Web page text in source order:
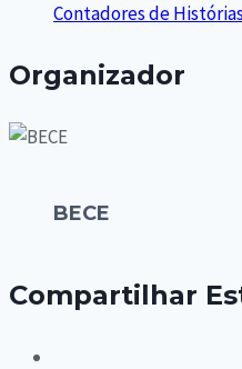
Contadores de
Organizador
BECE
Compartilhar